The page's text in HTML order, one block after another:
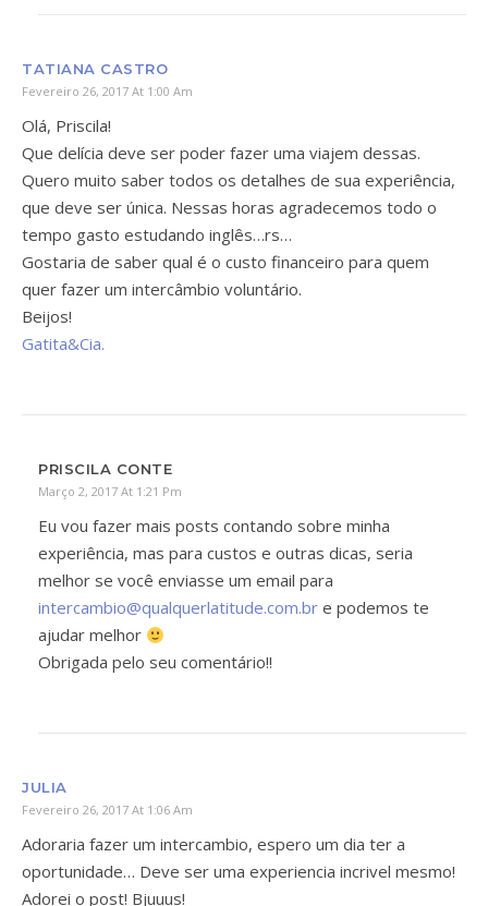
TATIANA CASTRO
Fevereiro 26, 2017 At 1:00 Am
Olá, Priscila!
Que delícia deve ser poder fazer uma viajem dessas.
Quero muito saber todos os detalhes de sua experiência,
que deve ser única. Nessas horas agradecemos todo o
tempo gasto estudando inglês…rs…
Gostaria de saber qual é o custo financeiro para quem
quer fazer um intercâmbio voluntário.
Beijos!
Gatita&Cia.
PRISCILA CONTE
Março 2, 2017 At 1:21 Pm
Eu vou fazer mais posts contando sobre minha
experiência, mas para custos e outras dicas, seria
melhor se você enviasse um email para
intercambio@qualquerlatitude.com.br e podemos te
ajudar melhor
Obrigada pelo seu comentário!!
JULIA
Fevereiro 26, 2017 At 1:06 Am
Adoraria fazer um intercambio, espero um dia ter a
oportunidade… Deve ser uma experiencia incrivel mesmo!
Adorei o post! Bjuuus!